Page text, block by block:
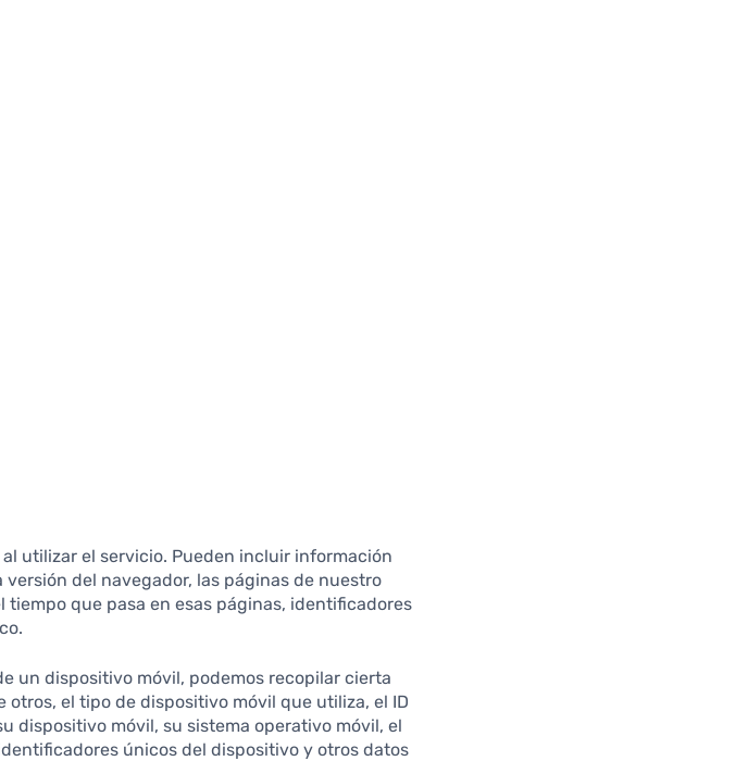
utilizar el servicio. Pueden incluir información
del navegador, las páginas de nuestro
que pasa en esas páginas, identificadores
un dispositivo móvil, podemos recopilar cierta
el tipo de dispositivo móvil que utiliza, el ID
dispositivo móvil, su sistema operativo móvil, el
únicos del dispositivo y otros datos